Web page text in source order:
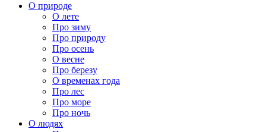
О природе
О лете
Про зиму
Про природу
Про осень
О весне
Про березу
О временах года
Про лес
Про море
Про ночь
О людях